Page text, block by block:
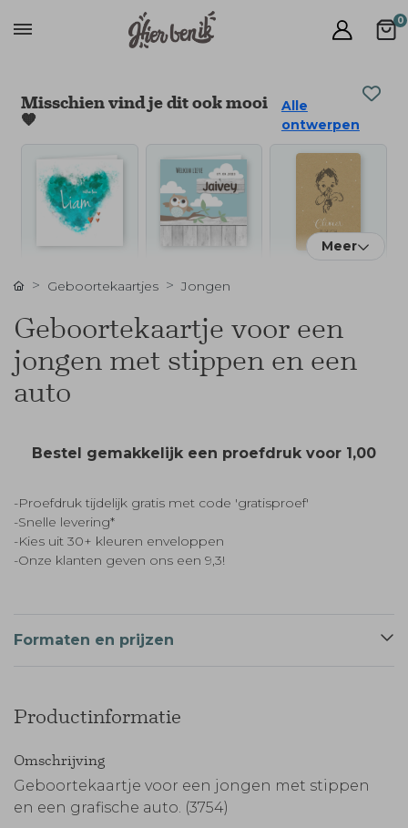
0
Misschien vind je dit ook mooi
🧡
Alle
ontwerpen
Meer
Geboortekaartjes Jongen
Geboortekaartje voor een
jongen met stippen en een
auto
Bestel gemakkelijk een proefdruk voor 1,00
-Proefdruk tijdelijk gratis met code 'gratisproef'
-Snelle levering*
-Kies uit 30+ kleuren enveloppen
-Onze klanten geven ons een 9,3!
Formaten en prijzen
Productinformatie
Omschrijving
Geboortekaartje voor een jongen met stippen
en een grafische auto. (3754)